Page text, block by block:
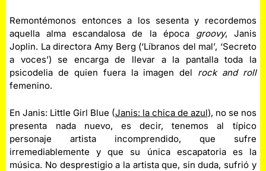
Remontémonos entonces a los sesenta y recordemos
aquella alma escandalosa de la época groovy, Janis
Joplin. La directora Amy Berg (‘Líbranos del mal’, ‘Secreto
a voces’) se encarga de llevar a la pantalla toda la
psicodelia de quien fuera la imagen del rock and roll
femenino.
En Janis: Little Girl Blue (Janis: la chica de azul), no se nos
presenta nada nuevo, es decir, tenemos al típico
personaje artista incomprendido, que sufre
irremediablemente y que su única escapatoria es la
música. No desprestigio a la artista que, sin duda, sufrió y